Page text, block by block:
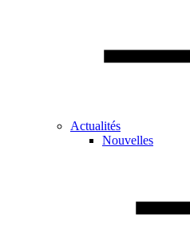
Actualités
Nouvelles